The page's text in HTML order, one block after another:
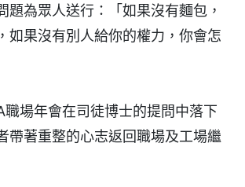
題為眾人送行：「如果沒有麵包，
如果沒有別人給你的權力，你會怎
職場年會在司徒博士的提問中落下
帶著重整的心志返回職場及工場繼